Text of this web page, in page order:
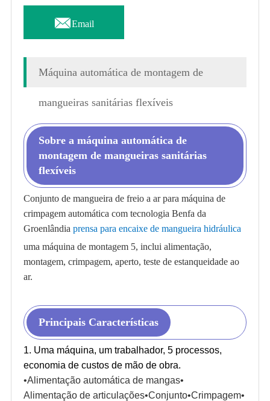
Email
Máquina automática de montagem de
mangueiras sanitárias flexíveis
Sobre a máquina automática de
montagem de mangueiras sanitárias
flexíveis
Conjunto de mangueira de freio a ar para máquina de
crimpagem automática com tecnologia Benfa da
Groenlândia prensa para encaixe de mangueira hidráulica
uma máquina de montagem 5, inclui alimentação,
montagem, crimpagem, aperto, teste de estanqueidade ao
ar.
Principais Características
1. Uma máquina, um trabalhador, 5 processos,
economia de custos de mão de obra.
•Alimentação automática de mangas•
Alimentação de articulações•Conjunto•Crimpagem•